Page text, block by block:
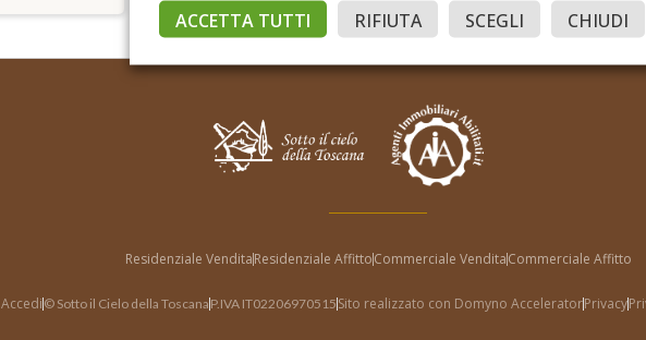
Residenziale VenditaResidenziale AffittoCommerciale VenditaCommerciale Affitto
Accedi © Sotto il Cielo della Toscana P.IVA IT02206970515 Sito realizzato con Domyno AcceleratorPrivacy
ACCETTA TUTTI RIFIUTA SCEGLI CHIUDI